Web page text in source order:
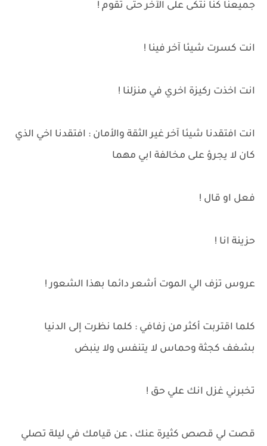
جميعنا كنا نتكى على الآخر حتى تقوم !
انت كسرت شيئا آخر فينا !
انت اخذت ركيزة اخري في منزلنا !
انت افتقدنا شيئا آخر غير الثقة والأمان : افتقدنا اخي الذي
كان لا يجرؤ على مخالفة ابي مهما
فعل او قال !
حزينة انا !
عروس تزف الي الموت أشعر دائما بهذا الشعور !
كلما اقتربت أكثر من زفافي : كلما نظرت إلى الدنيا
بشغف كجثة وحماس لا يتنفس ولا ينبض
تخبرني غزل انك علي حق !
قصت لي قصص كثيرة عنك ، عن قيامك في ليلة تصلي